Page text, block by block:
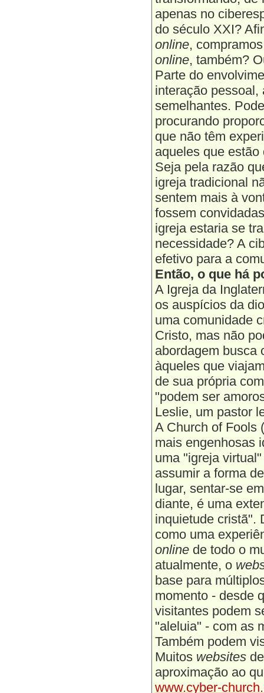
apenas no
do século XXI?
online,
online, também?
Parte do
interação
semelhantes.
procurando
que não têm
aqueles que
Seja pela razão
igreja tradicional
sentem mais à
fossem
igreja estaria se
necessidade? A
efetivo para a
Então, o que há
A Igreja da
os auspícios da
uma comunidade
Cristo, mas não
abordagem busca
àqueles que
de sua própria
"podem ser
Leslie, um pastor
A Church of Fools
mais engenhosas
uma "igreja
assumir a forma
lugar, sentar-se
diante, é uma
inquietude cristã".
como uma
online de todo o
atualmente, o
base para
momento - desde
visitantes podem
"aleluia" - com as
Também podem
Muitos websites
aproximação ao
www.cyber-